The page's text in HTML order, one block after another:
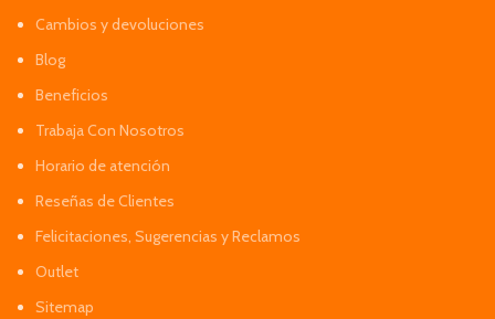
Cambios y devoluciones
Blog
Beneficios
Trabaja Con Nosotros
Horario de atención
Reseñas de Clientes
Felicitaciones, Sugerencias y Reclamos
Outlet
Sitemap